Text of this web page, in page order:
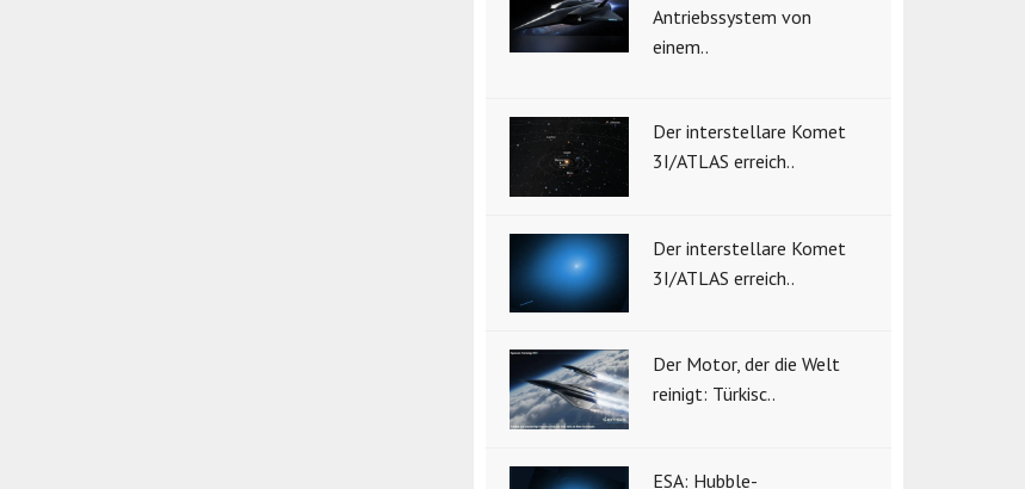
Antriebssystem von
einem..
Der interstellare Komet
3I/ATLAS erreich..
Der interstellare Komet
3I/ATLAS erreich..
Der Motor, der die Welt
reinigt: Türkisc..
ESA: Hubble-